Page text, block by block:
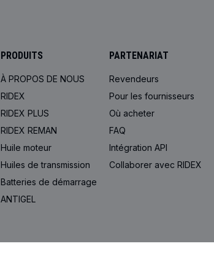
PRODUITS
À PROPOS DE NOUS
RIDEX
RIDEX PLUS
RIDEX REMAN
Huile moteur
Huiles de transmission
Batteries de démarrage
ANTIGEL
PARTENARIAT
Revendeurs
Pour les fournisseurs
Où acheter
FAQ
Intégration API
Collaborer avec RIDEX